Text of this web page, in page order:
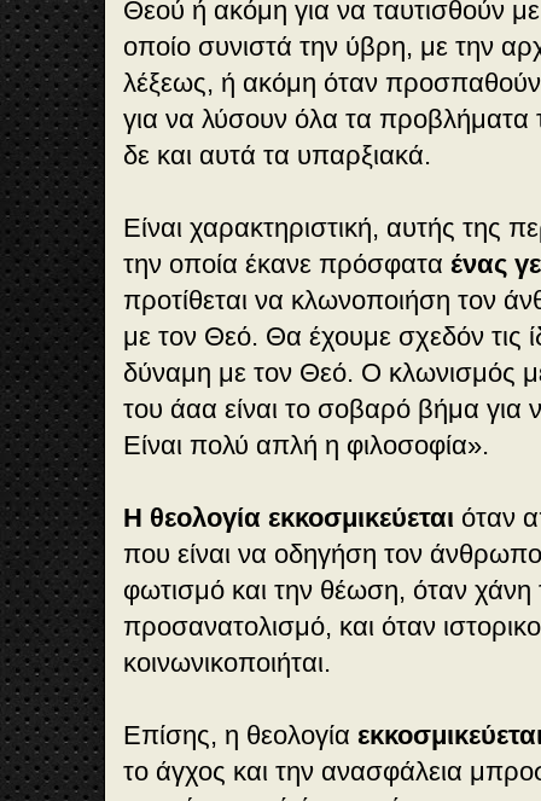
Θεού ή ακόμη για να ταυτισθούν
οποίο συνιστά την ύβρη, με την
λέξεως, ή ακόμη όταν
για να λύσουν όλα τα
δε και αυτά τα υπαρξιακά.
Είναι χαρακτηριστική, αυτής της
την οποία έκανε πρόσφατα ένας
προτίθεται να κλωνοποιήση τον
με τον Θεό. Θα έχουμε σχεδόν τις
δύναμη με τον Θεό. Ο κλωνισμός
του άαα είναι το σοβαρό βήμα
Είναι πολύ απλή η φιλοσοφία».
Η θεολογία εκκοσμικεύεται όταν
που είναι να οδηγήση τον
φωτισμό και την θέωση, όταν χάνη
προσανατολισμό, και όταν
κοινωνικοποιήται.
Επίσης, η θεολογία
το άγχος και την ανασφάλεια